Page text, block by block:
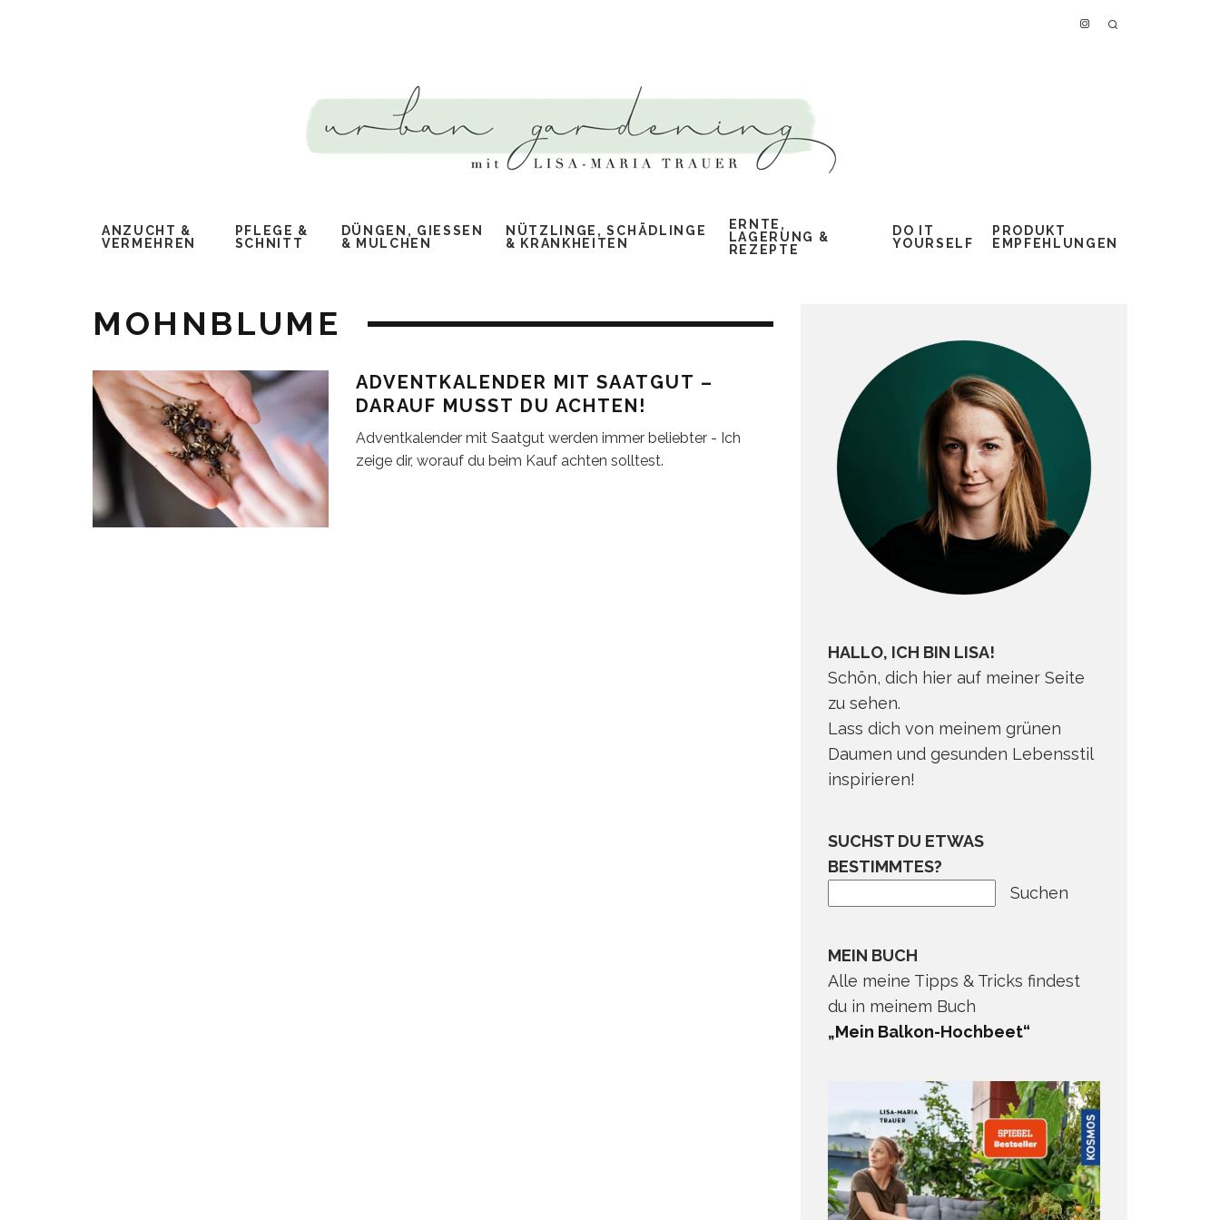
ANZUCHT &
VERMEHREN
PFLEGE &
SCHNITT
DÜNGEN, GIESSEN &
MULCHEN
NÜTZLINGE, SCHÄDLINGE
& KRANKHEITEN
ERNTE,
LAGERUNG &
REZEPTE
DO IT
YOURSELF
PRODUKT
EMPFEHLUNGEN
MOHNBLUME
ADVENTKALENDER MIT SAATGUT –
DARAUF MUSST DU ACHTEN!
Adventkalender mit Saatgut werden immer beliebter - Ich
zeige dir, worauf du beim Kauf achten solltest.
HALLO, ICH BIN LISA!
Schön, dich hier auf meiner Seite
zu sehen.
Lass dich von meinem grünen
Daumen und gesunden Lebensstil
inspirieren!
SUCHST DU ETWAS
BESTIMMTES?
Suchen
MEIN BUCH
Alle meine Tipps & Tricks findest
du in meinem Buch
„Mein Balkon-Hochbeet“